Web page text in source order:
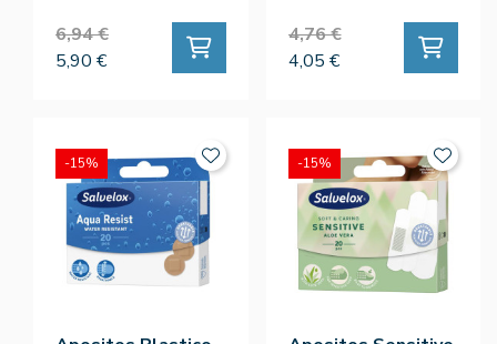
6,94 €
5,90 €
4,76 €
4,05 €
-15% -15%